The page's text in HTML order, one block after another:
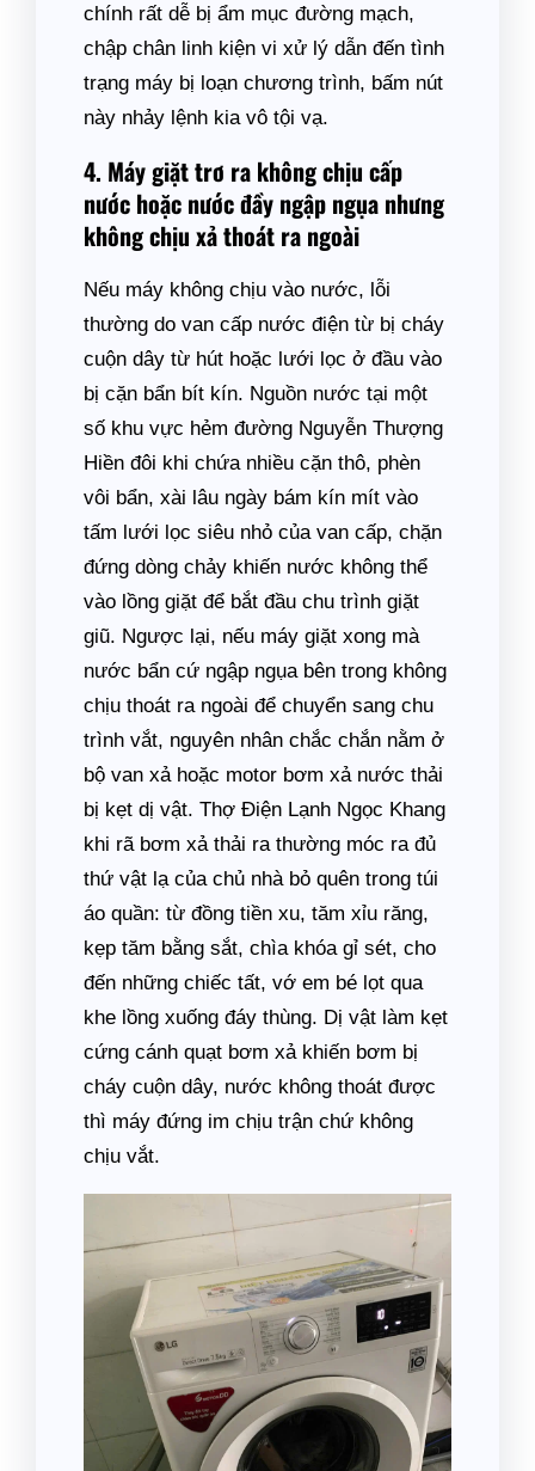
chính rất dễ bị ẩm mục đường mạch,
chập chân linh kiện vi xử lý dẫn đến tình
trạng máy bị loạn chương trình, bấm nút
này nhảy lệnh kia vô tội vạ.
4. Máy giặt trơ ra không chịu cấp
nước hoặc nước đầy ngập ngụa nhưng
không chịu xả thoát ra ngoài
Nếu máy không chịu vào nước, lỗi
thường do van cấp nước điện từ bị cháy
cuộn dây từ hút hoặc lưới lọc ở đầu vào
bị cặn bẩn bít kín. Nguồn nước tại một
số khu vực hẻm đường Nguyễn Thượng
Hiền đôi khi chứa nhiều cặn thô, phèn
vôi bẩn, xài lâu ngày bám kín mít vào
tấm lưới lọc siêu nhỏ của van cấp, chặn
đứng dòng chảy khiến nước không thể
vào lồng giặt để bắt đầu chu trình giặt
giũ. Ngược lại, nếu máy giặt xong mà
nước bẩn cứ ngập ngụa bên trong không
chịu thoát ra ngoài để chuyển sang chu
trình vắt, nguyên nhân chắc chắn nằm ở
bộ van xả hoặc motor bơm xả nước thải
bị kẹt dị vật. Thợ Điện Lạnh Ngọc Khang
khi rã bơm xả thải ra thường móc ra đủ
thứ vật lạ của chủ nhà bỏ quên trong túi
áo quần: từ đồng tiền xu, tăm xỉu răng,
kẹp tăm bằng sắt, chìa khóa gỉ sét, cho
đến những chiếc tất, vớ em bé lọt qua
khe lồng xuống đáy thùng. Dị vật làm kẹt
cứng cánh quạt bơm xả khiến bơm bị
cháy cuộn dây, nước không thoát được
thì máy đứng im chịu trận chứ không
chịu vắt.